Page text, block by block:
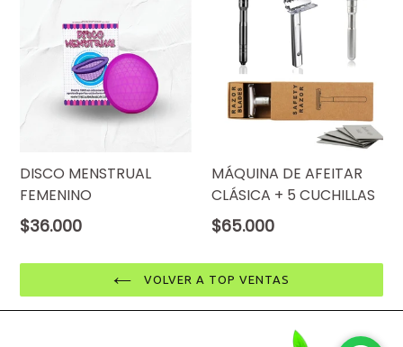
DISCO MENSTRUAL
FEMENINO
Precio
$36.000
MÁQUINA DE AFEITAR
CLÁSICA + 5 CUCHILLAS
Precio
$65.000
VOLVER A TOP VENTAS